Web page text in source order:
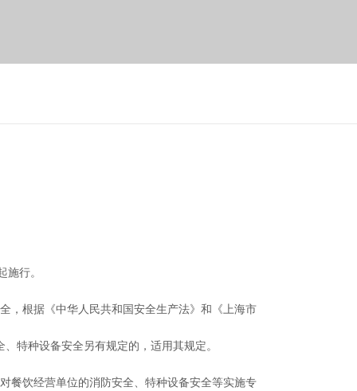
施行。
，根据《中华人民共和国安全生产法》和《上海市
特种设备安全另有规定的，适用其规定。
餐饮经营单位的消防安全、特种设备安全等实施专